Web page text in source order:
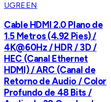
UGREEN
Cable HDMI 2.0 Plano de
1.5 Metros (4.92 Pies) /
4K@60Hz / HDR / 3D /
HEC (Canal Ethernet
HDMI) / ARC (Canal de
Retorno de Audio / Color
Profundo de 48 Bits /